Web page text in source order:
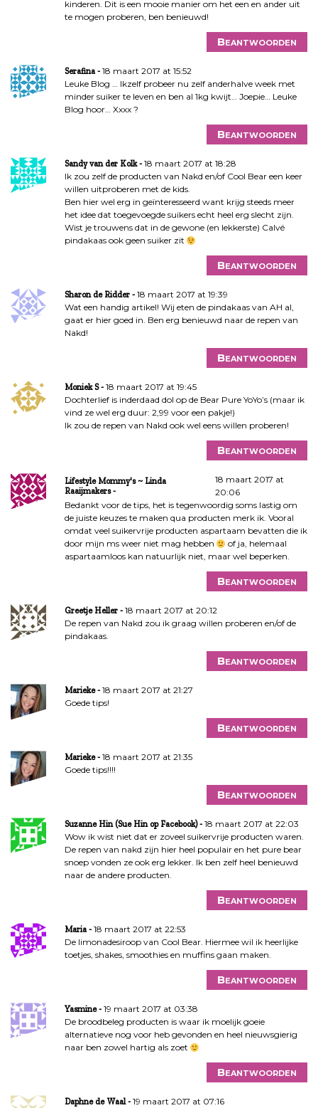
kinderen. Dit is een mooie manier om het een en ander uit
te mogen proberen, ben benieuwd!
Beantwoorden
Serafina
18 maart 2017 at 15:52
Leuke Blog … Ikzelf probeer nu zelf anderhalve week met
minder suiker te leven en ben al 1kg kwijt… Joepie… Leuke
Blog hoor… Xxxx ?
Beantwoorden
Sandy van der Kolk
18 maart 2017 at 18:28
Ik zou zelf de producten van Nakd en/of Cool Bear een keer
willen uitproberen met de kids.
Ben hier wel erg in geïnteresseerd want krijg steeds meer
het idee dat toegevoegde suikers echt heel erg slecht zijn.
Wist je trouwens dat in de gewone (en lekkerste) Calvé
pindakaas ook geen suiker zit
Beantwoorden
Sharon de Ridder
18 maart 2017 at 19:39
Wat een handig artikel! Wij eten de pindakaas van AH al,
gaat er hier goed in. Ben erg benieuwd naar de repen van
Nakd!
Beantwoorden
Moniek S
18 maart 2017 at 19:45
Dochterlief is inderdaad dol op de Bear Pure YoYo’s (maar ik
vind ze wel erg duur: 2,99 voor een pakje!)
Ik zou de repen van Nakd ook wel eens willen proberen!
Beantwoorden
Lifestyle Mommy's ~ Linda
Raaijmakers
18 maart 2017 at
20:06
Bedankt voor de tips, het is tegenwoordig soms lastig om
de juiste keuzes te maken qua producten merk ik. Vooral
omdat veel suikervrije producten aspartaam bevatten die ik
door mijn ms weer niet mag hebben
of ja, helemaal
aspartaamloos kan natuurlijk niet, maar wel beperken.
Beantwoorden
Greetje Heller
18 maart 2017 at 20:12
De repen van Nakd zou ik graag willen proberen en/of de
pindakaas.
Beantwoorden
Marieke
18 maart 2017 at 21:27
Goede tips!
Beantwoorden
Marieke
18 maart 2017 at 21:35
Goede tips!!!!
Beantwoorden
Suzanne Hin (Sue Hin op Facebook)
18 maart 2017 at 22:03
Wow ik wist niet dat er zoveel suikervrije producten waren.
De repen van nakd zijn hier heel populair en het pure bear
snoep vonden ze ook erg lekker. Ik ben zelf heel benieuwd
naar de andere producten.
Beantwoorden
Maria
18 maart 2017 at 22:53
De limonadesiroop van Cool Bear. Hiermee wil ik heerlijke
toetjes, shakes, smoothies en muffins gaan maken.
Beantwoorden
Yasmine
19 maart 2017 at 03:38
De broodbeleg producten is waar ik moelijk goeie
alternatieve nog voor heb gevonden en heel nieuwsgierig
naar ben zowel hartig als zoet
Beantwoorden
Daphne de Waal
19 maart 2017 at 07:16